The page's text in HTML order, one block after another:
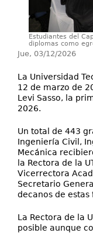
Estudiantes del
diplomas como
Jue, 03/12/2026
La Universidad
12 de marzo de
Levi Sasso, la
2026.
Un total de 443
Ingeniería Civil,
Mecánica
la Rectora de la
Vicerrectora
Secretario
decanos de estas
La Rectora de la
posible aunque